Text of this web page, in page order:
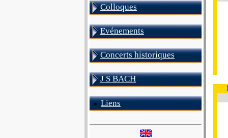
Colloques
Evénements
Concerts historiques
J S BACH
Liens